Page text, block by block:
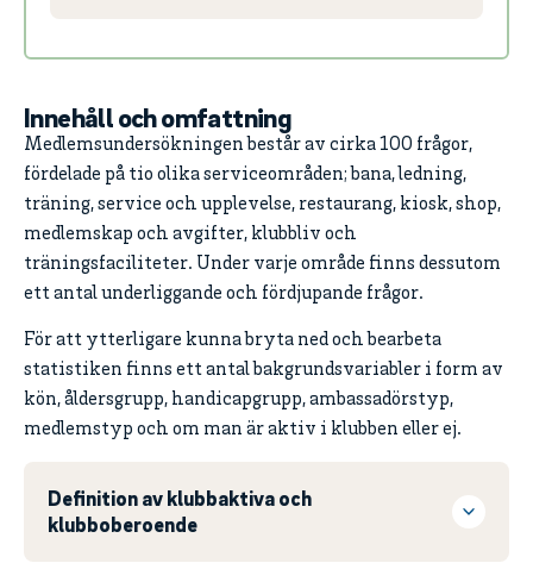
Innehåll och omfattning
Medlemsundersökningen består av cirka 100 frågor,
fördelade på tio olika serviceområden; bana, ledning,
träning, service och upplevelse, restaurang, kiosk, shop,
medlemskap och avgifter, klubbliv och
träningsfaciliteter. Under varje område finns dessutom
ett antal underliggande och fördjupande frågor.
För att ytterligare kunna bryta ned och bearbeta
statistiken finns ett antal bakgrundsvariabler i form av
kön, åldersgrupp, handicapgrupp, ambassadörstyp,
medlemstyp och om man är aktiv i klubben eller ej.
Definition av klubbaktiva och
klubboberoende